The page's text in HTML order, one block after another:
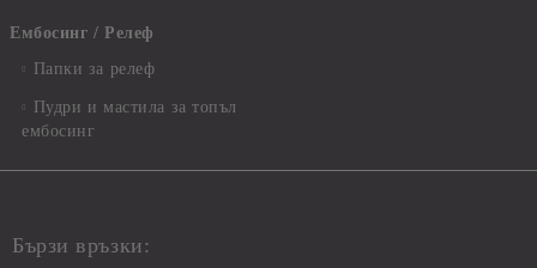
Ембосинг / Релеф
Папки за релеф
Пудри и мастила за топъл
ембосинг
Бързи връзки: